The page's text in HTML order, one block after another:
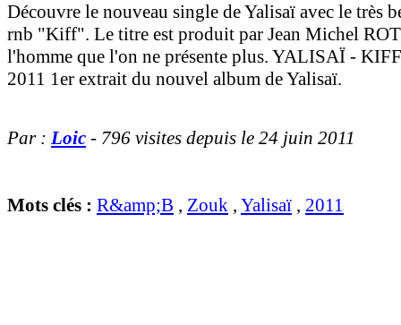
Découvre le nouveau single de Yalisaï avec le très
rnb "Kiff". Le titre est produit par Jean Michel
l'homme que l'on ne présente plus. YALISAÏ -
2011 1er extrait du nouvel album de Yalisaï.
Par : Loic - 796 visites depuis le 24 juin 2011
Mots clés : R&amp;B , Zouk , Yalisaï , 2011